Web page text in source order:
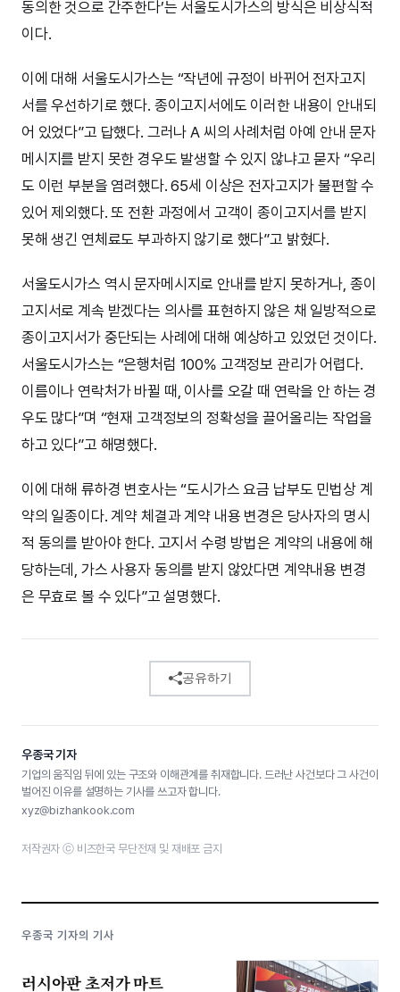
동의한 것으로 간주한다’는 서울도시가스의 방식은 비상식적
이다.
이에 대해 서울도시가스는 “작년에 규정이 바뀌어 전자고지
서를 우선하기로 했다. 종이고지서에도 이러한 내용이 안내되
어 있었다”고 답했다. 그러나 A 씨의 사례처럼 아예 안내 문자
메시지를 받지 못한 경우도 발생할 수 있지 않냐고 묻자 “우리
도 이런 부분을 염려했다. 65세 이상은 전자고지가 불편할 수
있어 제외했다. 또 전환 과정에서 고객이 종이고지서를 받지
못해 생긴 연체료도 부과하지 않기로 했다”고 밝혔다.
서울도시가스 역시 문자메시지로 안내를 받지 못하거나, 종이
고지서로 계속 받겠다는 의사를 표현하지 않은 채 일방적으로
종이고지서가 중단되는 사례에 대해 예상하고 있었던 것이다.
서울도시가스는 “은행처럼 100% 고객정보 관리가 어렵다.
이름이나 연락처가 바뀔 때, 이사를 오갈 때 연락을 안 하는 경
우도 많다”며 “현재 고객정보의 정확성을 끌어올리는 작업을
하고 있다”고 해명했다.
이에 대해 류하경 변호사는 “도시가스 요금 납부도 민법상 계
약의 일종이다. 계약 체결과 계약 내용 변경은 당사자의 명시
적 동의를 받아야 한다. 고지서 수령 방법은 계약의 내용에 해
당하는데, 가스 사용자 동의를 받지 않았다면 계약내용 변경
은 무효로 볼 수 있다”고 설명했다.
공유하기
우종국 기자
기업의 움직임 뒤에 있는 구조와 이해관계를 취재합니다. 드러난 사건보다 그 사건이
벌어진 이유를 설명하는 기사를 쓰고자 합니다.
xyz@bizhankook.com
저작권자 ⓒ 비즈한국 무단전재 및 재배포 금지
우종국 기자의 기사
러시아판 초저가 마트